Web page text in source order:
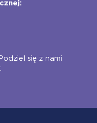
się z nami